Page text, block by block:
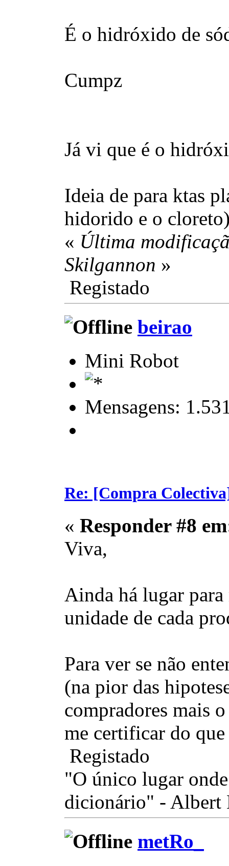
É o hidróxido de
Cumpz
Já vi que é o
Ideia de para ktas
hidorido e o
« Última
Skilgannon »
Registado
beirao
Mini Robot
Mensagens:
Re: [Compra
« Responder #8
Viva,
Ainda há lugar
unidade de cada
Para ver se não
(na pior das
compradores mais
me certificar do
Registado
"O único lugar
dicionário" - Albert
metRo_